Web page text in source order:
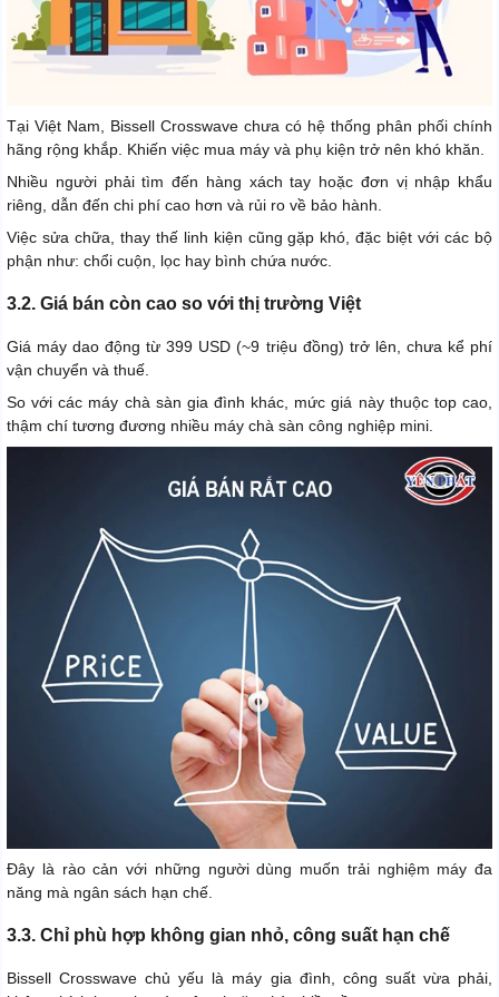
Tại Việt Nam, Bissell Crosswave chưa có hệ thống phân phối chính
hãng rộng khắp. Khiến việc mua máy và phụ kiện trở nên khó khăn.
Nhiều người phải tìm đến hàng xách tay hoặc đơn vị nhập khẩu
riêng, dẫn đến chi phí cao hơn và rủi ro về bảo hành.
Việc sửa chữa, thay thế linh kiện cũng gặp khó, đặc biệt với các bộ
phận như: chổi cuộn, lọc hay bình chứa nước.
3.2. Giá bán còn cao so với thị trường Việt
Giá máy dao động từ 399 USD (~9 triệu đồng) trở lên, chưa kể phí
vận chuyển và thuế.
So với các máy chà sàn gia đình khác, mức giá này thuộc top cao,
thậm chí tương đương nhiều máy chà sàn công nghiệp mini.
Đây là rào cản với những người dùng muốn trải nghiệm máy đa
năng mà ngân sách hạn chế.
3.3. Chỉ phù hợp không gian nhỏ, công suất hạn chế
Bissell Crosswave chủ yếu là máy gia đình, công suất vừa phải,